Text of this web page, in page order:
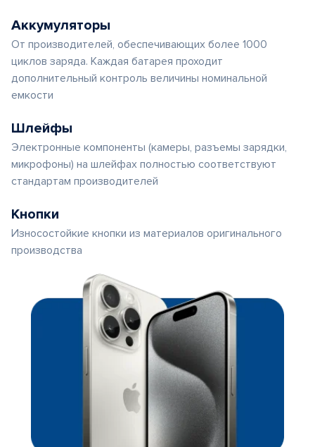
Аккумуляторы
От производителей, обеспечивающих более 1000
циклов заряда. Каждая батарея проходит
дополнительный контроль величины номинальной
емкости
Шлейфы
Электронные компоненты (камеры, разъемы зарядки,
микрофоны) на шлейфах полностью соответствуют
стандартам производителей
Кнопки
Износостойкие кнопки из материалов оригинального
производства